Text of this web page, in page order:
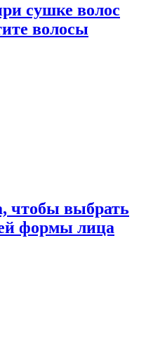
сушке волос
волосы
чтобы выбрать
формы лица